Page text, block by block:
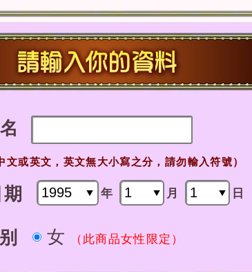
文或英文，英文無大小寫之分，請勿輸入符號）
年 月 日
女 （此商品女性限定）